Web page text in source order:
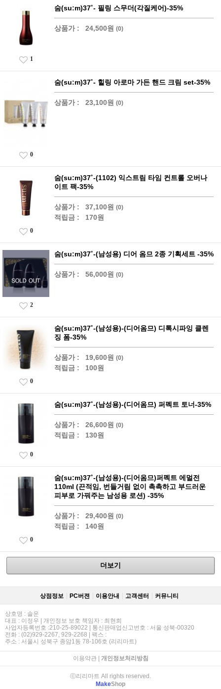
숨(su:m)37˚- 필링 스무더(각질케어)-35%
상품가 : 24,500원 (0)
1
숨(su:m)37˚- 힐링 아로마 가든 핸드 크림 set-35%
상품가 : 23,100원 (0)
0
숨(su:m)37˚-(1102) 익스트림 타임 컨트롤 오버나
이트 팩-35%
상품가 : 37,100원 (0)
적립금 : 170원
0
숨(su:m)37˚-(남성용) 디어 옴므 2종 기획세트 -35%
상품가 : 56,000원 (0)
2
숨(su:m)37˚-(남성용)-(디어옴므) 디톡시파잉 클렌
징 폼-35%
상품가 : 19,600원 (0)
적립금 : 100원
0
숨(su:m)37˚-(남성용)-(디어옴므) 퍼펙트 토너-35%
상품가 : 26,600원 (0)
적립금 : 130원
0
숨(su:m)37˚-(남성용)-(디어옴므)퍼펙트 에멀전
110ml (끈적임, 번들거림 없이 촉촉하고 부드러운
피부로 가꿔주는 남성용 로션) -35%
상품가 : 29,400원 (0)
적립금 : 140원
0
더보기
상점정보 PC버젼 이용안내 고객센터 커뮤니티
상호명 : 솔운
대표 : 이정우 | 개인정보 보호 책임자 : 최현희
사업자등록번호 :210-25-89022 | 통신판매업신고번호 : 서울 성북-00320
전화 : (02)929-2267, 929-2268 | 팩스 :
주소 : 서울시 성북구 종암1동 78-106호 (리리마트)
이용약관| 개인정보처리방침
ⓒ리리마트 All rights reserved.
MakeShop